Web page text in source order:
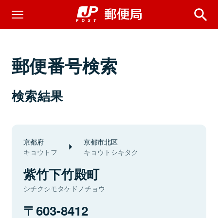
郵便番号検索
検索結果
京都府
キョウトフ
京都市北区
キョウトシキタク
紫竹下竹殿町
シチクシモタケドノチョウ
603-8412